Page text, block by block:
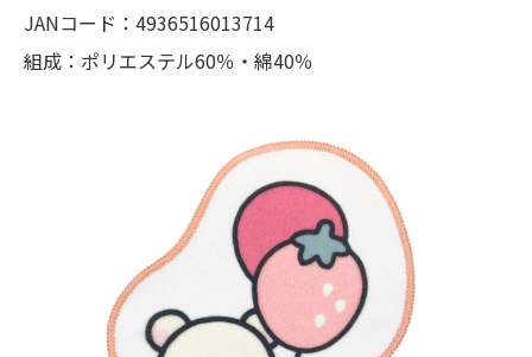
JANコード：4936516013714
組成：ポリエステル60％・綿40％